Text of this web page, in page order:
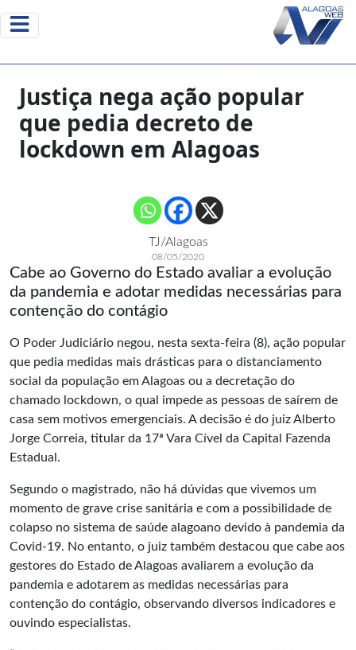
Justiça nega ação popular
que pedia decreto de
lockdown em Alagoas
TJ/Alagoas
08/05/2020
Cabe ao Governo do Estado avaliar a evolução
da pandemia e adotar medidas necessárias para
contenção do contágio
O Poder Judiciário negou, nesta sexta-feira (8), ação popular
que pedia medidas mais drásticas para o distanciamento
social da população em Alagoas ou a decretação do
chamado lockdown, o qual impede as pessoas de saírem de
casa sem motivos emergenciais. A decisão é do juiz Alberto
Jorge Correia, titular da 17ª Vara Cível da Capital Fazenda
Estadual.
Segundo o magistrado, não há dúvidas que vivemos um
momento de grave crise sanitária e com a possibilidade de
colapso no sistema de saúde alagoano devido à pandemia da
Covid-19. No entanto, o juiz também destacou que cabe aos
gestores do Estado de Alagoas avaliarem a evolução da
pandemia e adotarem as medidas necessárias para
contenção do contágio, observando diversos indicadores e
ouvindo especialistas.